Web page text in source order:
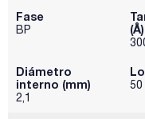
Fase
BP
(Å)
Diámetro
interno (mm)
2,1
50